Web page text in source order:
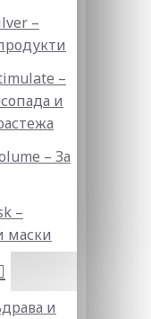
–
–
и
– За
–
маски
и